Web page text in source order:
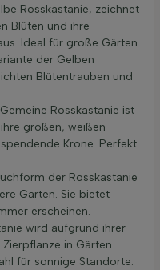
Rosskastanie, zeichnet
Blüten und ihre
Ideal für große Gärten.
der Gelben
Blütentrauben und
Rosskastanie ist
großen, weißen
Krone. Perfekt
der Rosskastanie
Gärten. Sie bietet
erscheinen.
wird aufgrund ihrer
in Gärten
für sonnige Standorte.